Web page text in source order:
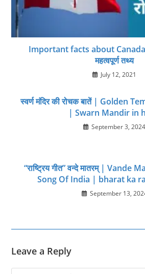
Important facts about Canada
महत्वपूर्ण तथ्य
July 12, 2021
स्वर्ण मंदिर की रोचक बातें | Golden
| Swarn Mandir in
September 3, 2024
“राष्ट्रिय गीत” वन्दे मातरम् |
Song Of India | bharat ka
September 13,
Leave a Reply